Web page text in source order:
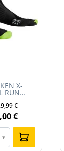
X-
RUN
€
€
▾